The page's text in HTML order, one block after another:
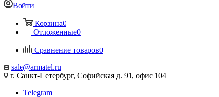
Войти
Корзина0
Отложенные0
Сравнение товаров0
sale@armatel.ru
г. Санкт-Петербург, Софийская д. 91, офис 104
Telegram